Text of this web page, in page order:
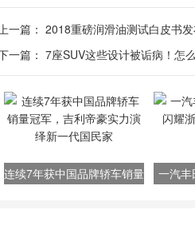
一篇： 2018重磅润滑油测试白皮书
一篇： 7座SUV这些设计被诟病！怎
连续7年获中国品牌轿车销量
一汽丰